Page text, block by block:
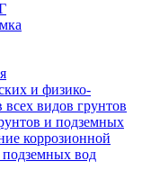
и физико-
всех видов грунтов
и подземных
коррозионной
подземных вод